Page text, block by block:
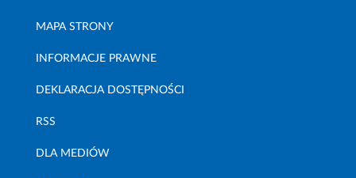
MAPA STRONY
INFORMACJE PRAWNE
DEKLARACJA DOSTĘPNOŚCI
RSS
DLA MEDIÓW